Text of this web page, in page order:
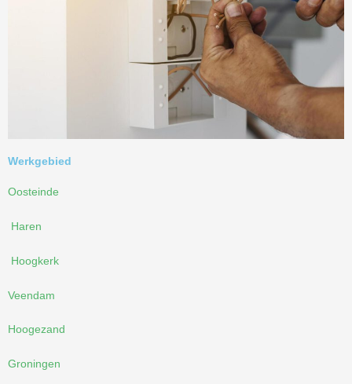
Werkgebied
Oosteinde
Haren
Hoogkerk
Veendam
Hoogezand
Groningen